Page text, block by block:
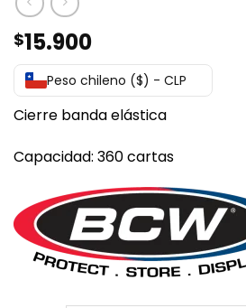
$15.900
Peso chileno ($) - CLP
Cierre banda elástica
Capacidad: 360 cartas